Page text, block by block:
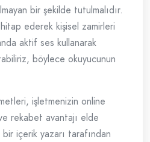
bir şekilde tutulmalıdır.
ederek kişisel zamirleri
aktif ses kullanarak
böylece okuyucunun
işletmenizin online
rekabet avantajı elde
içerik yazarı tarafından